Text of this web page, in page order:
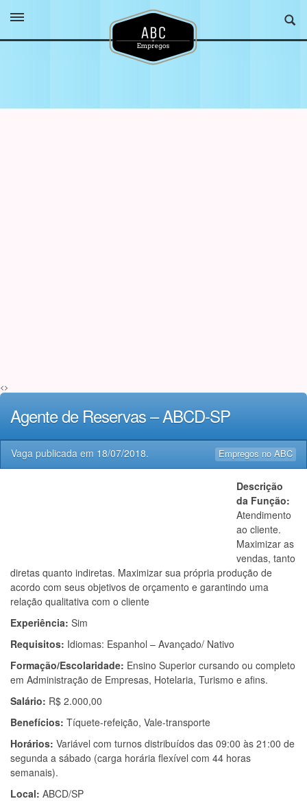
<>
Agente de Reservas – ABCD-SP
Empregos no ABC
Vaga publicada em 18/07/2018.
Descrição
da Função:
Atendimento
ao cliente.
Maximizar as
vendas, tanto
diretas quanto indiretas. Maximizar sua própria produção de
acordo com seus objetivos de orçamento e garantindo uma
relação qualitativa com o cliente
Experiência: Sim
Requisitos: Idiomas: Espanhol – Avançado/ Nativo
Formação/Escolaridade: Ensino Superior cursando ou completo
em Administração de Empresas, Hotelaria, Turismo e afins.
Salário: R$ 2.000,00
Benefícios: Tíquete-refeição, Vale-transporte
Horários: Variável com turnos distribuídos das 09:00 às 21:00 de
segunda a sábado (carga horária flexível com 44 horas
semanais).
Local: ABCD/SP